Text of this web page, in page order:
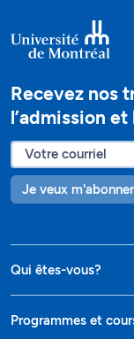
Recevez nos
l’admission et
Je veux m'abonner
Qui êtes-vous?
Programmes et